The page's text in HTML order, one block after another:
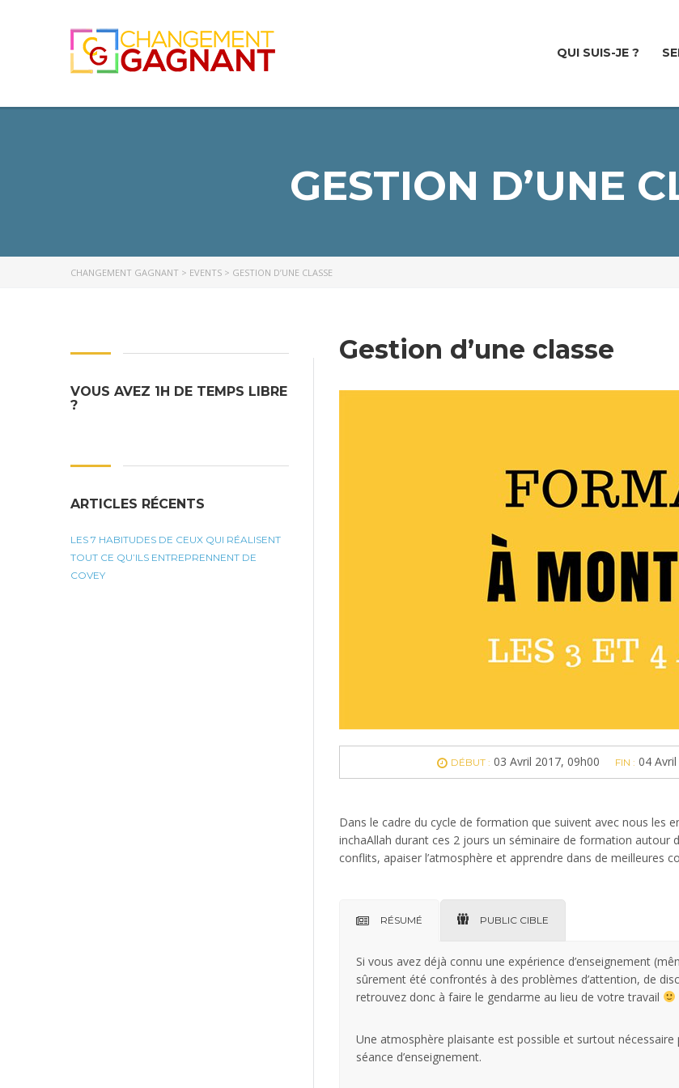
QUI SUIS-JE ?
GESTION D’UNE
CHANGEMENT GAGNANT > EVENTS > GESTION D’UNE CLASSE
VOUS AVEZ 1H DE TEMPS LIBRE
?
ARTICLES RÉCENTS
LES 7 HABITUDES DE CEUX QUI RÉALISENT
TOUT CE QU’ILS ENTREPRENNENT DE
COVEY
Gestion d’une classe
DÉBUT : 03 Avril 2017, 09h00 FIN : 04
Dans le cadre du cycle de formation que suivent avec nous les
inchaAllah durant ces 2 jours un séminaire de formation autour
conflits, apaiser l’atmosphère et apprendre dans de meilleures
RÉSUMÉ PUBLIC CIBLE
Si vous avez déjà connu une expérience d’enseignement
sûrement été confrontés à des problèmes d’attention, de
retrouvez donc à faire le gendarme au lieu de votre travail
Une atmosphère plaisante est possible et surtout
séance d’enseignement.